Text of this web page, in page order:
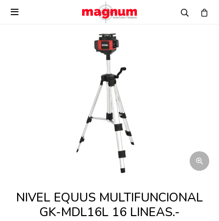

NIVEL EQUUS MULTIFUNCIONAL
GK-MDL16L 16 LINEAS.-